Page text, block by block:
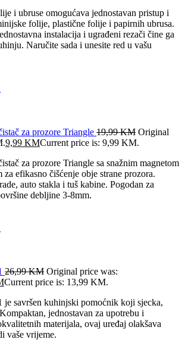
i ubruse omogućava jednostavan pristup i
folije, plastične folije i papirnih ubrusa.
instalacija i ugrađeni rezači čine ga
Naručite sada i unesite red u vašu
za prozore Triangle 19,99KM Original
9,99 KMCurrent price is: 9,99 KM.
za prozore Triangle sa snažnim magnetom
efikasno čišćenje obje strane prozora.
auto stakla i tuš kabine. Pogodan za
debljine 3-8mm.
26,99KM Original price was:
Current price is: 13,99 KM.
je savršen kuhinjski pomoćnik koji sjecka,
jednostavan za upotrebu i
materijala, ovaj uređaj olakšava
vaše vrijeme.